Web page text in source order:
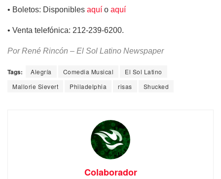
• Boletos: Disponibles aquí o aquí
• Venta telefónica: 212-239-6200.
Por René Rincón – El Sol Latino Newspaper
Tags: Alegría Comedia Musical
El Sol Latino
Mallorie Sievert
Philadelphia risas Shucked
Colaborador